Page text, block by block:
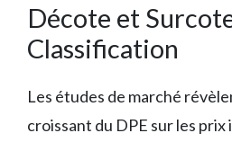
Décote et
Classification
Les études de marché
croissant du DPE sur les prix